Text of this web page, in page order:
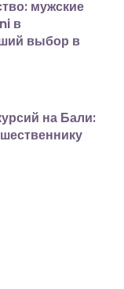
мужские
в
выбор в
на Бали: